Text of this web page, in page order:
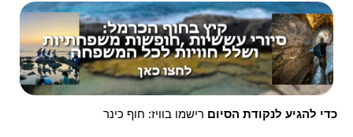
כדי להגיע לנקודת הסיום רישמו בוויז: חוף כינר